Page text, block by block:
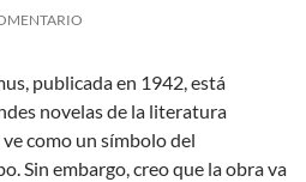
publicada en 1942, está
novelas de la literatura
como un símbolo del
Sin embargo, creo que la obra va